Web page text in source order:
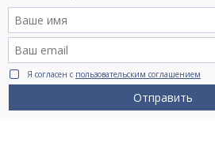
Видео Ruso.TV
BCN life
Сервис на немецком
Я согласен с пользовательским соглашением
Отправить